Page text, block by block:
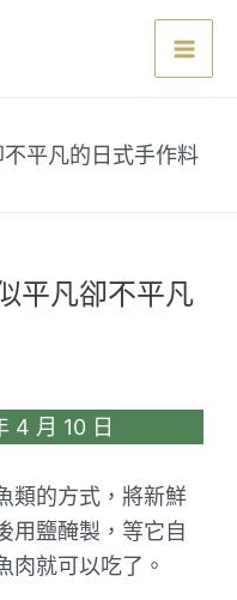
平凡的日式手作料
平凡卻不平凡
4 月 10 日
類的方式，將新鮮
用鹽醃製，等它自
肉就可以吃了。